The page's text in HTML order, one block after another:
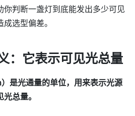
你判断一盏灯到底能发出多少可见
选型偏差。
：它表示可见光总量
是光通量的单位，用来表示光源
总量。